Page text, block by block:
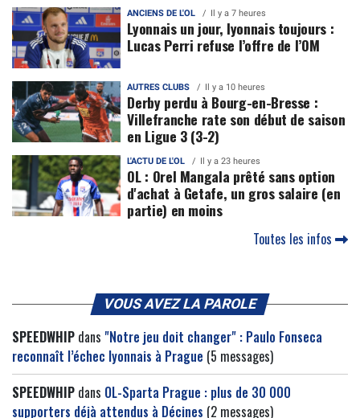
ANCIENS DE L'OL Il y a 7 heures
Lyonnais un jour, lyonnais toujours :
Lucas Perri refuse l’offre de l’OM
AUTRES CLUBS Il y a 10 heures
Derby perdu à Bourg-en-Bresse :
Villefranche rate son début de saison
en Ligue 3 (3-2)
L'ACTU DE L'OL Il y a 23 heures
OL : Orel Mangala prêté sans option
d'achat à Getafe, un gros salaire (en
partie) en moins
Toutes les infos
VOUS AVEZ LA PAROLE
SPEEDWHIP dans "Notre jeu doit changer" : Paulo Fonseca
reconnaît l’échec lyonnais à Prague (5 messages)
SPEEDWHIP dans OL-Sparta Prague : plus de 30 000
supporters déjà attendus à Décines (2 messages)